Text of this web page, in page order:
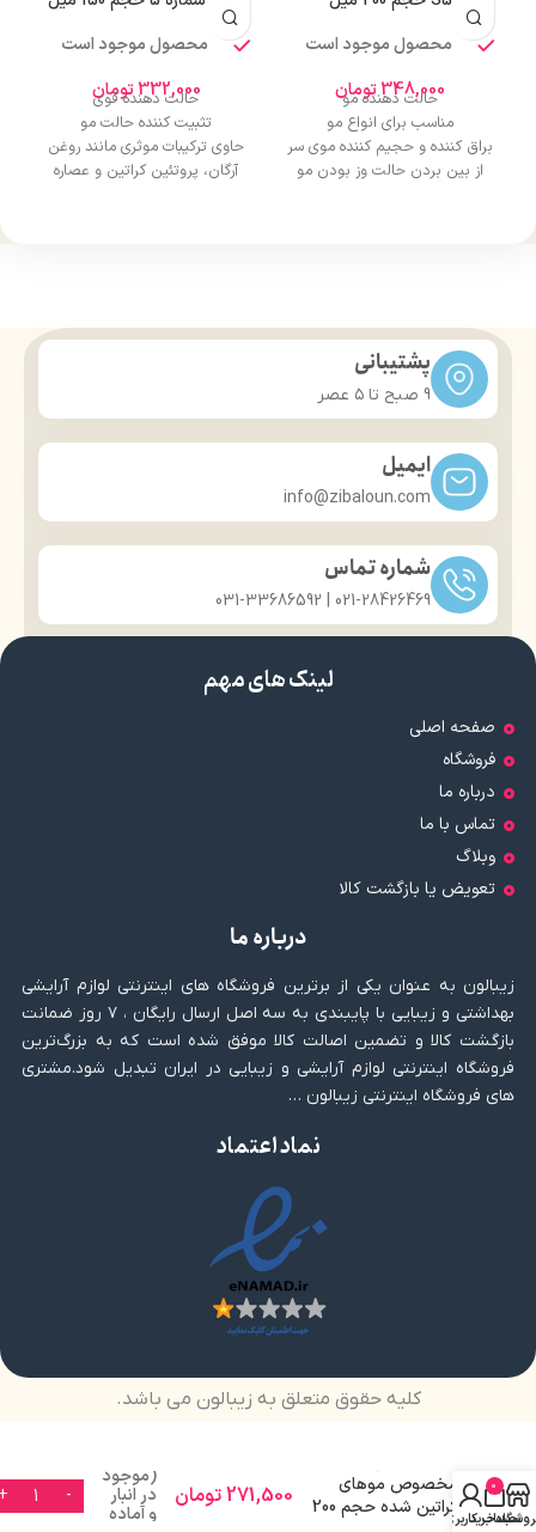
محصول موجود است
348,000تومان
حالت دهنده مو
مناسب برای انواع مو
براق کننده و حجیم کننده موی سر
از بین بردن حالت وز بودن مو
محصول موجود است
332,000 تومان
حالت دهنده قوی
تثبیت کننده حالت مو
حاوی ترکیبات موثری مانند روغن
آرگان، پروتئین کراتین و عصاره
پشتیبانی
9 صبح تا ۵ عصر
ایمیل
info@zibaloun.com
شماره تماس
021-28426469 | 031-33686592
لینک های مهم
صفحه اصلی
فروشگاه
درباره ما
تماس با ما
وبلاگ
تعویض یا بازگشت کالا
درباره ما
زیبالون به عنوان یکی از برترین فروشگاه های اینترنتی لوازم آرایشی
بهداشتی و زیبایی با پایبندی به سه اصل ارسال رایگان ، ۷ روز ضمانت
بازگشت کالا و تضمین اصالت کالا موفق شده است که به بزرگ‌ترین
فروشگاه اینترنتی لوازم آرایشی و زیبایی در ایران تبدیل شود.مشتری
های فروشگاه اینترنتی زیبالون …
نماد اعتماد
کلیه حقوق متعلق به زیبالون می باشد.
مخصوص موهای
کراتین شده حجم 200
271,500تومان
(موجود
در انبار
و آماده
0
سبد خرید
حساب کاربری من